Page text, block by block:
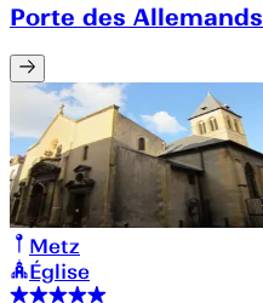
Porte des Allemands
Metz
Église